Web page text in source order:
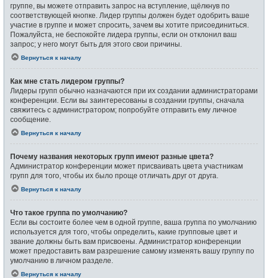
группе, вы можете отправить запрос на вступление, щёлкнув по
соответствующей кнопке. Лидер группы должен будет одобрить ваше
участие в группе и может спросить, зачем вы хотите присоединиться.
Пожалуйста, не беспокойте лидера группы, если он отклонил ваш
запрос; у него могут быть для этого свои причины.
Вернуться к началу
Как мне стать лидером группы?
Лидеры групп обычно назначаются при их создании администраторами
конференции. Если вы заинтересованы в создании группы, сначала
свяжитесь с администратором; попробуйте отправить ему личное
сообщение.
Вернуться к началу
Почему названия некоторых групп имеют разные цвета?
Администратор конференции может присваивать цвета участникам
групп для того, чтобы их было проще отличать друг от друга.
Вернуться к началу
Что такое группа по умолчанию?
Если вы состоите более чем в одной группе, ваша группа по умолчанию
используется для того, чтобы определить, какие групповые цвет и
звание должны быть вам присвоены. Администратор конференции
может предоставить вам разрешение самому изменять вашу группу по
умолчанию в личном разделе.
Вернуться к началу